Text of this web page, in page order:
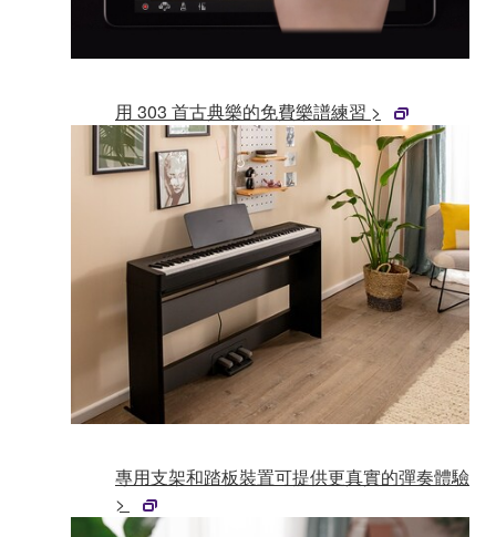
用 303 首古典樂的免費樂譜練習 >
專用支架和踏板裝置可提供更真實的彈奏體驗
>